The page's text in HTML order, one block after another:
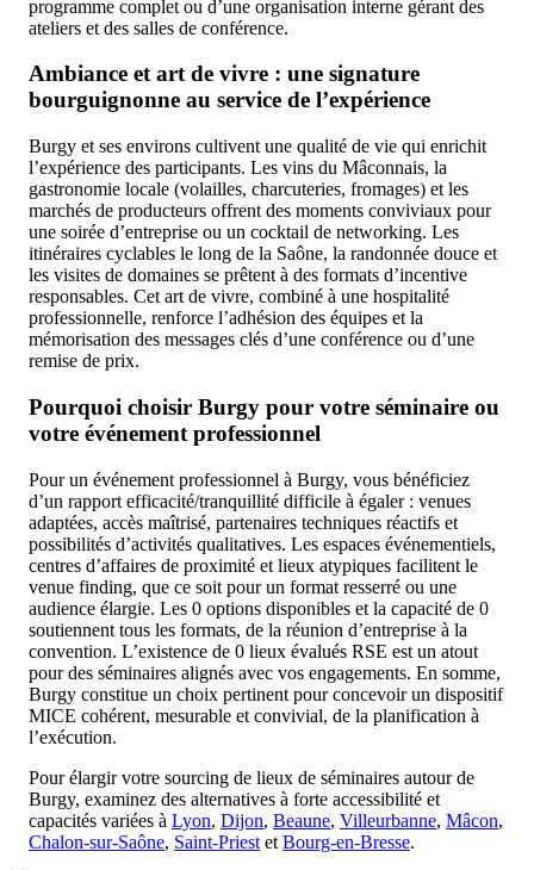
programme complet ou d’une organisation interne gérant des
ateliers et des salles de conférence.
Ambiance et art de vivre : une signature
bourguignonne au service de l’expérience
Burgy et ses environs cultivent une qualité de vie qui enrichit
l’expérience des participants. Les vins du Mâconnais, la
gastronomie locale (volailles, charcuteries, fromages) et les
marchés de producteurs offrent des moments conviviaux pour
une soirée d’entreprise ou un cocktail de networking. Les
itinéraires cyclables le long de la Saône, la randonnée douce et
les visites de domaines se prêtent à des formats d’incentive
responsables. Cet art de vivre, combiné à une hospitalité
professionnelle, renforce l’adhésion des équipes et la
mémorisation des messages clés d’une conférence ou d’une
remise de prix.
Pourquoi choisir Burgy pour votre séminaire ou
votre événement professionnel
Pour un événement professionnel à Burgy, vous bénéficiez
d’un rapport efficacité/tranquillité difficile à égaler : venues
adaptées, accès maîtrisé, partenaires techniques réactifs et
possibilités d’activités qualitatives. Les espaces événementiels,
centres d’affaires de proximité et lieux atypiques facilitent le
venue finding, que ce soit pour un format resserré ou une
audience élargie. Les 0 options disponibles et la capacité de 0
soutiennent tous les formats, de la réunion d’entreprise à la
convention. L’existence de 0 lieux évalués RSE est un atout
pour des séminaires alignés avec vos engagements. En somme,
Burgy constitue un choix pertinent pour concevoir un dispositif
MICE cohérent, mesurable et convivial, de la planification à
l’exécution.
Pour élargir votre sourcing de lieux de séminaires autour de
Burgy, examinez des alternatives à forte accessibilité et
capacités variées à Lyon, Dijon, Beaune, Villeurbanne, Mâcon,
Chalon-sur-Saône, Saint-Priest et Bourg-en-Bresse.